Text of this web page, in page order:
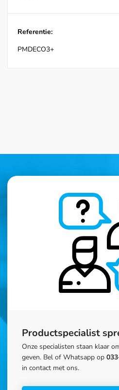
Referentie:
PMDECO3+
Productspecialist
Onze specialisten staan klaar
geven. Bel of Whatsapp op
in contact met ons.